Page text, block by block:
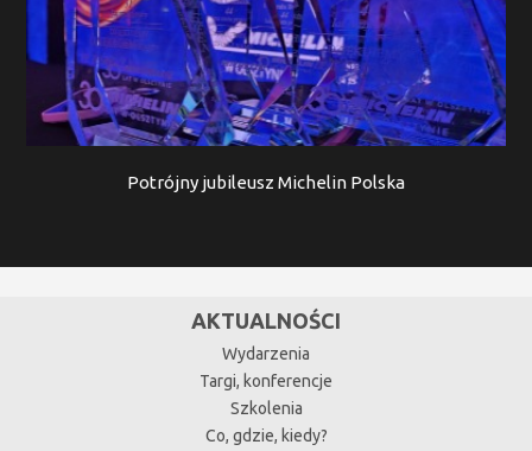
Potrójny jubileusz Michelin Polska
AKTUALNOŚCI
Wydarzenia
Targi, konferencje
Szkolenia
Co, gdzie, kiedy?